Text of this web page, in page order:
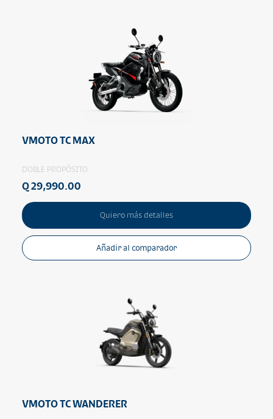
VMOTO TC MAX
DOBLE PROPÓSITO
Q 29,990.00
Quiero más detalles
Añadir al comparador
VMOTO TC WANDERER